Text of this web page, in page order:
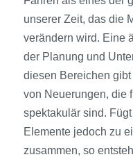
unserer Zeit, das die
verändern wird. Eine
der Planung und
diesen Bereichen
von Neuerungen, die
spektakulär sind.
Elemente jedoch zu
zusammen, so